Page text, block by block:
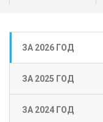
ЗА 2026 ГОД
ЗА 2025 ГОД
ЗА 2024 ГОД